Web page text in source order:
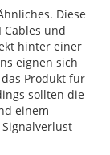
Diese
Cables und
hinter einer
eignen sich
Produkt für
sollten die
einem